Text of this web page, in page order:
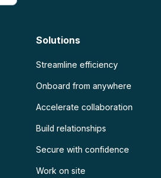
Solutions
Streamline efficiency
Onboard from anywhere
Accelerate collaboration
Build relationships
Secure with confidence
Work on site